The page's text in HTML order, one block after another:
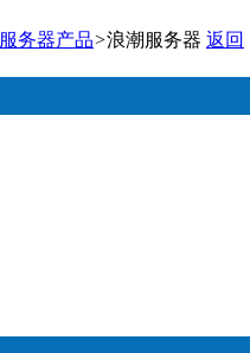
服务器产品>浪潮服务器 返回